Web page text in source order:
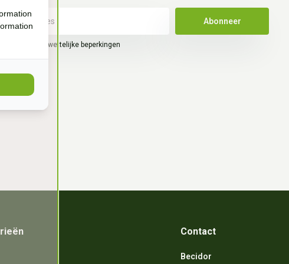
Abonneer
* Lees hier de wettelijke beperkingen
Contact
Becidor